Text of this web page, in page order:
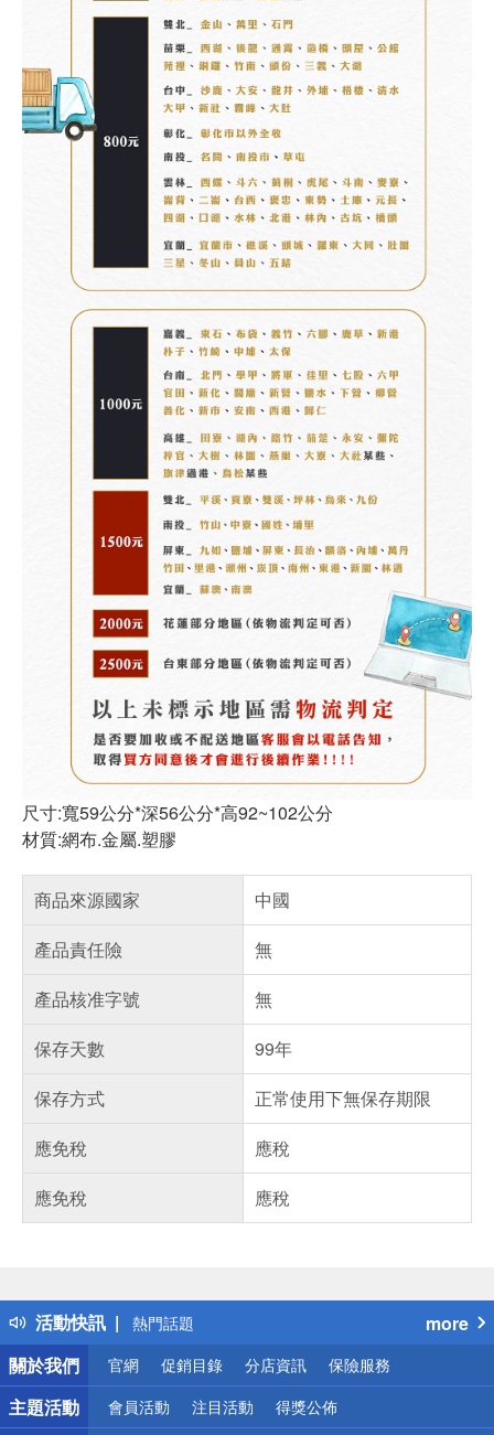
尺寸:寬59公分*深56公分*高92~102公分
材質:網布.金屬.塑膠
商品來源國家
中國
產品責任險
無
產品核准字號
無
保存天數
99年
保存方式
正常使用下無保存期限
應免稅
應稅
應免稅
應稅
活動快訊
得獎公告
熱門話題
銀行優惠
偏遠地區配送
詐騙網頁！請小心！
more
關於我們
官網 促銷目錄 分店資訊 保險服務
主題活動 會員活動 注目活動 得獎公佈